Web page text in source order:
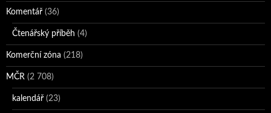
Komentář (36)
Čtenářský příběh (4)
Komerční zóna (218)
MČR (2 708)
kalendář (23)